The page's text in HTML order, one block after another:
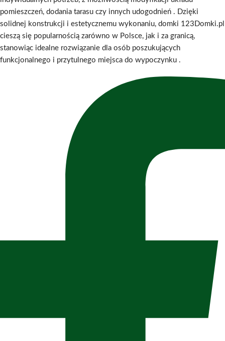
pomieszczeń, dodania tarasu czy innych udogodnień .
Dzięki
solidnej konstrukcji i estetycznemu wykonaniu, domki 123Domki.pl
cieszą się popularnością zarówno w Polsce, jak i za granicą,
stanowiąc idealne rozwiązanie dla osób poszukujących
funkcjonalnego i przytulnego miejsca do wypoczynku .